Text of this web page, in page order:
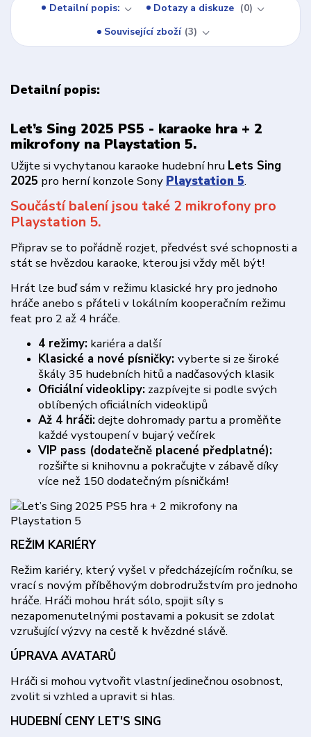
Detailní popis: Dotazy a diskuze
0
Související zboží 3
Detailní popis:
Let’s Sing 2025 PS5 - karaoke hra + 2
mikrofony na Playstation 5.
Užijte si vychytanou karaoke hudební hru Lets Sing
2025 pro herní konzole Sony Playstation 5.
Součástí balení jsou také 2 mikrofony pro
Playstation 5.
Připrav se to pořádně rozjet, předvést své schopnosti a
stát se hvězdou karaoke, kterou jsi vždy měl být!
Hrát lze buď sám v režimu klasické hry pro jednoho
hráče anebo s přáteli v lokálním kooperačním režimu
feat pro 2 až 4 hráče.
4 režimy: kariéra a další
Klasické a nové písničky: vyberte si ze široké
škály 35 hudebních hitů a nadčasových klasik
Oficiální videoklipy: zazpívejte si podle svých
oblíbených oficiálních videoklipů
Až 4 hráči:dejte dohromady partu a proměňte
každé vystoupení v bujarý večírek
VIP pass (dodatečně placené předplatné):
rozšiřte si knihovnu a pokračujte v zábavě díky
více než 150 dodatečným písničkám!
REŽIM KARIÉRY
Režim kariéry, který vyšel v předcházejícím ročníku, se
vrací s novým příběhovým dobrodružstvím pro jednoho
hráče. Hráči mohou hrát sólo, spojit síly s
nezapomenutelnými postavami a pokusit se zdolat
vzrušující výzvy na cestě k hvězdné slávě.
ÚPRAVA AVATARŮ
Hráči si mohou vytvořit vlastní jedinečnou osobnost,
zvolit si vzhled a upravit si hlas.
HUDEBNÍ CENY LET'S SING